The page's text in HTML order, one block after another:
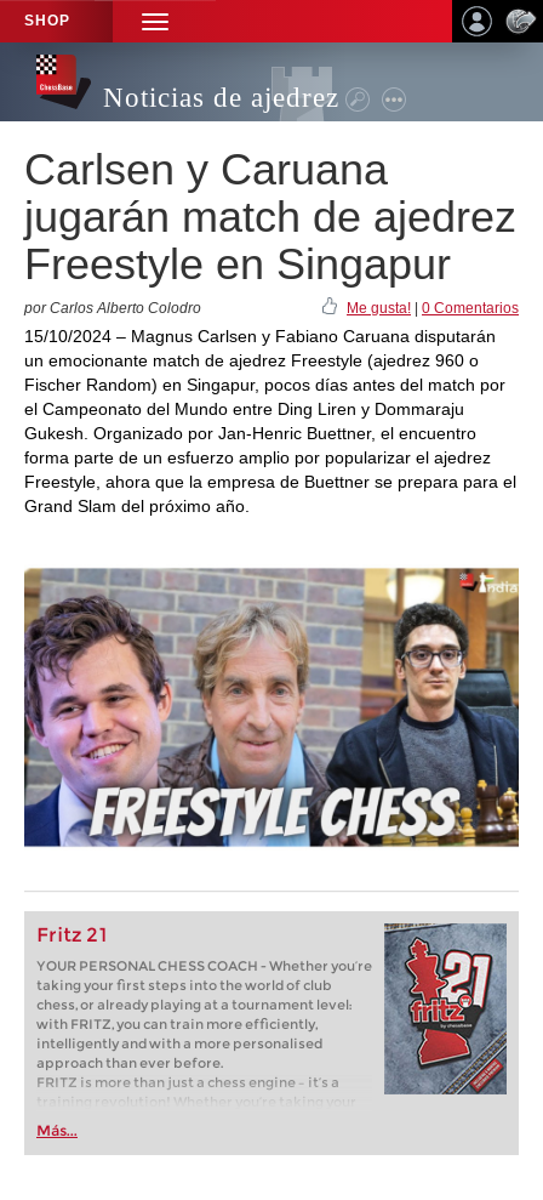
SHOP
TOGGLE
NAVIGATION
Noticias de ajedrez
Carlsen y Caruana
jugarán match de ajedrez
Freestyle en Singapur
por Carlos Alberto Colodro Me gusta! 0 Comentarios
15/10/2024 – Magnus Carlsen y Fabiano Caruana disputarán
un emocionante match de ajedrez Freestyle (ajedrez 960 o
Fischer Random) en Singapur, pocos días antes del match por
el Campeonato del Mundo entre Ding Liren y Dommaraju
Gukesh. Organizado por Jan-Henric Buettner, el encuentro
forma parte de un esfuerzo amplio por popularizar el ajedrez
Freestyle, ahora que la empresa de Buettner se prepara para el
Grand Slam del próximo año.
Fritz 21
YOUR PERSONAL CHESS COACH - Whether you’re
taking your first steps into the world of club
chess, or already playing at a tournament level:
with FRITZ, you can train more efficiently,
intelligently and with a more personalised
approach than ever before.
FRITZ is more than just a chess engine – it’s a
training revolution! Whether you’re taking your
first steps into the world of club chess, or already
playing at a tournament level: with FRITZ, you can
train more efficiently, intelligently and with a
Más...